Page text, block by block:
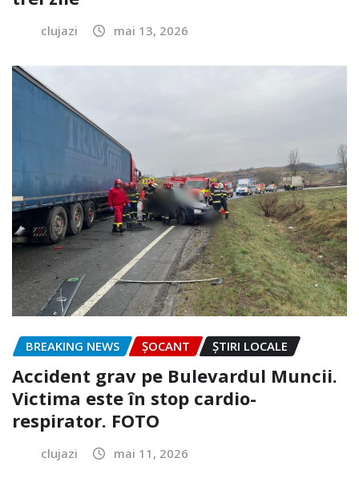
clujazi mai 13, 2026
BREAKING NEWS ȘOCANT ȘTIRI LOCALE
Accident grav pe Bulevardul Muncii.
Victima este în stop cardio-
respirator. FOTO
clujazi mai 11, 2026